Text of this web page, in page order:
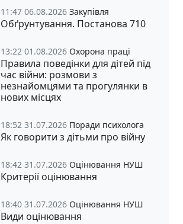
11:47 06.08.2026 Закупівля
Обґрунтування. Постанова 710
13:22 01.08.2026 Охорона праці
Правила поведінки для дітей під
час війни: розмови з
незнайомцями та прогулянки в
нових місцях
18:52 31.07.2026 Поради психолога
Як говорити з дітьми про війну
18:42 31.07.2026 Оцінювання НУШ
Критерії оцінювання
18:40 31.07.2026 Оцінювання НУШ
Види оцінювання